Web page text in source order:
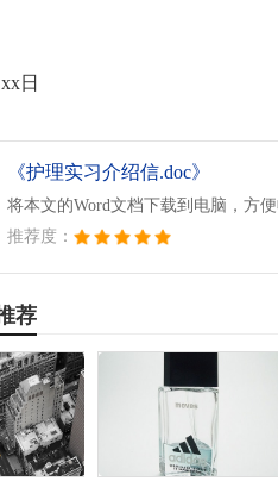
日
《护理实习介绍信.doc》
将本文的Word文档下载到电脑，方
推荐度：
荐